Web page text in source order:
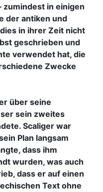
zumindest in einigen
der antiken und
in ihrer Zeit nicht
geschrieben und
verwendet hat, die
Zwecke
über seine
sein zweites
Scaliger war
Plan langsam
dass ihm
wurden, was auch
dass er auf einen
Text ohne